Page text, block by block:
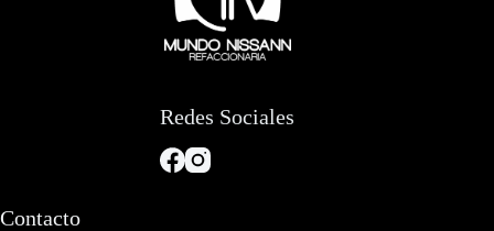
Redes Sociales
Contacto